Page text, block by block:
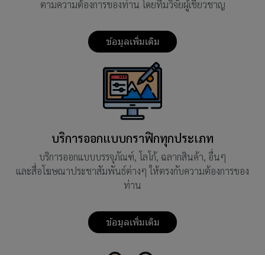
ตามความต้องการของท่าน โดยทีมวิจัยผู้เชี่ยวชาญ
ข้อมูลเพิ่มเติม
บริการออกแบบกราฟิกทุกประเภท
บริการออกแบบบรรจุภัณฑ์, โลโก้, ฉลากสินค้า, อื่นๆ
และสื่อโฆษณาประชาสัมพันธ์ต่างๆ ให้ตรงกับความต้องการของ
ท่าน
ข้อมูลเพิ่มเติม